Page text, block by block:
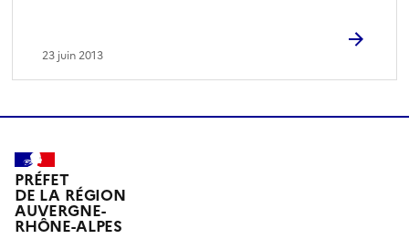
23 juin 2013
PRÉFET
DE LA RÉGION
AUVERGNE-
RHÔNE-ALPES